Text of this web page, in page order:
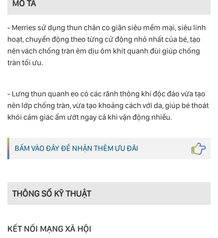
MÔ TẢ
- Merries sử dụng thun chân co giãn siêu mềm mại, siêu linh
hoạt, chuyển động theo từng cử động nhỏ nhất của bé, tạo
nên vách chống tràn êm dịu ôm khít quanh đùi giúp chống
tràn tối ưu.
- Lưng thun quanh eo có các rãnh thông khí độc đáo vừa tạo
nên lớp chống tràn, vừa tạo khoảng cách với da, giúp bé thoát
khỏi cảm giác ẩm ướt ngay cả khi vận động nhiều.
BẤM VÀO ĐÂY ĐỂ NHẬN THÊM ƯU ĐÃI
THÔNG SỐ KỸ THUẬT
KẾT NỐI MẠNG XÃ HỘI